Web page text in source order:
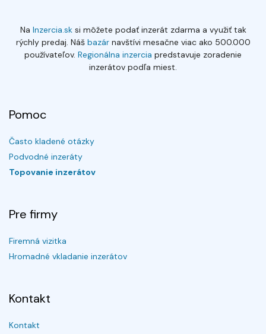
Na Inzercia.sksi môžete podať inzerát zdarma a využiť tak
rýchly predaj. Náš bazárnavštívi mesačne viac ako 500.000
používateľov. Regionálna inzercia predstavuje zoradenie
inzerátov podľa miest.
Pomoc
Často kladené otázky
Podvodné inzeráty
Topovanie inzerátov
Pre firmy
Firemná vizitka
Hromadné vkladanie inzerátov
Kontakt
Kontakt